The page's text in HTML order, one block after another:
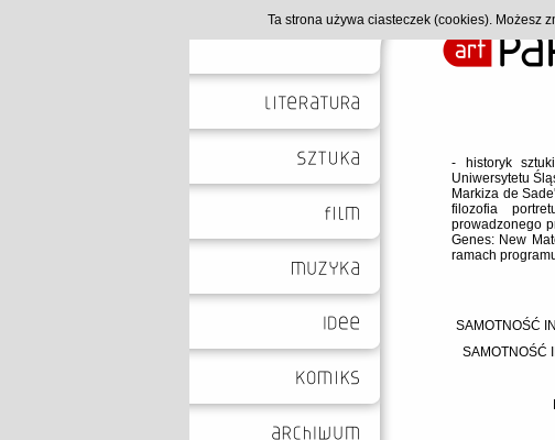
- historyk
Uniwersytetu
Markiza de
filozofia
prowadzonego
Genes: New
ramach
SAMOTNOŚĆ
SAMOTNOŚĆ
Ta strona używa ciasteczek (cookies). Możesz